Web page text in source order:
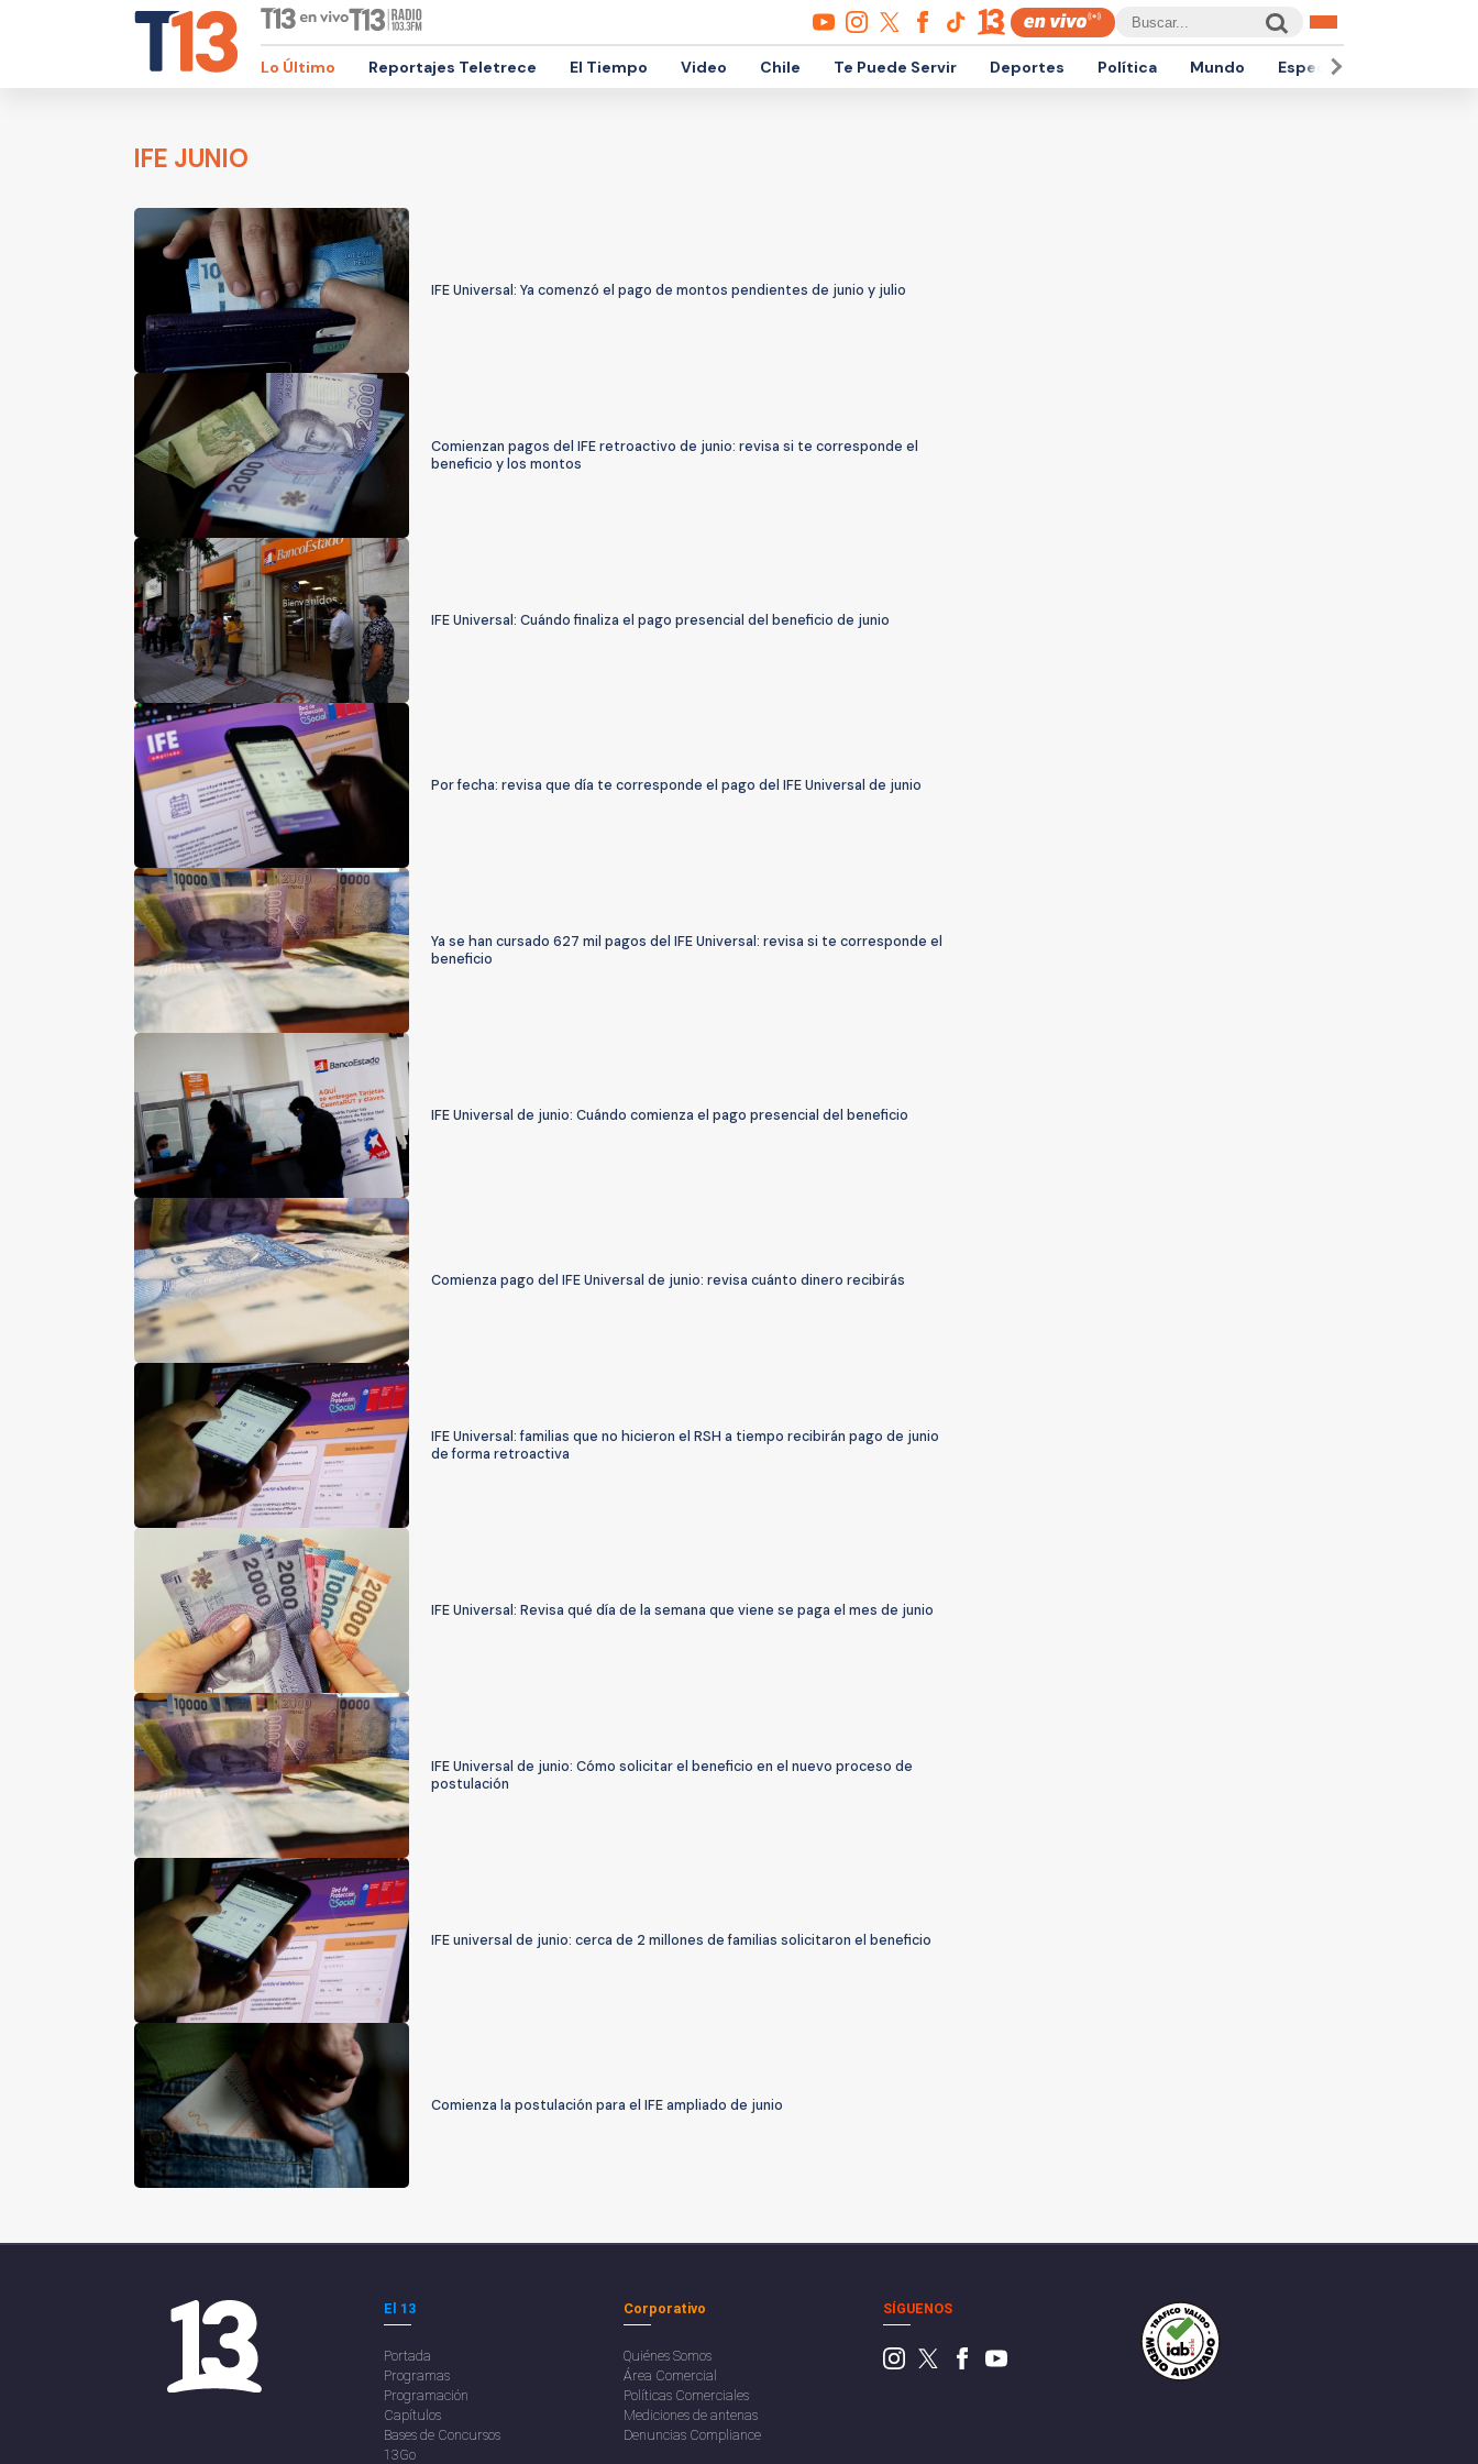
Lo Último Reportajes Teletrece El Tiempo Video Chile Te Puede Servir Deportes Política Mundo Espectáculos
IFE JUNIO
IFE Universal: Ya comenzó el pago de montos pendientes de junio y julio
Comienzan pagos del IFE retroactivo de junio: revisa si te corresponde el
beneficio y los montos
IFE Universal: Cuándo finaliza el pago presencial del beneficio de junio
Por fecha: revisa que día te corresponde el pago del IFE Universal de junio
Ya se han cursado 627 mil pagos del IFE Universal: revisa si te corresponde el
beneficio
IFE Universal de junio: Cuándo comienza el pago presencial del beneficio
Comienza pago del IFE Universal de junio: revisa cuánto dinero recibirás
IFE Universal: familias que no hicieron el RSH a tiempo recibirán pago de junio
de forma retroactiva
IFE Universal: Revisa qué día de la semana que viene se paga el mes de junio
IFE Universal de junio: Cómo solicitar el beneficio en el nuevo proceso de
postulación
IFE universal de junio: cerca de 2 millones de familias solicitaron el beneficio
Comienza la postulación para el IFE ampliado de junio
El 13
Portada
Programas
Programación
Capítulos
Bases de Concursos
13Go
Corporativo
Quiénes Somos
Área Comercial
Políticas Comerciales
Mediciones de antenas
Denuncias Compliance
SÍGUENOS